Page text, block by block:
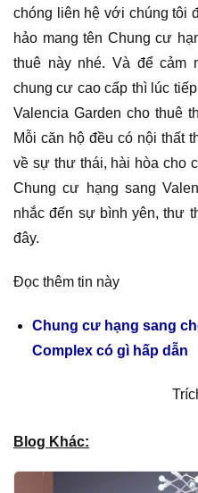
chóng liên hệ với chúng tôi
hảo mang tên Chung cư
thuê này nhé. Và để cảm
chung cư cao cấp thì lúc
Valencia Garden cho thuê
Mỗi căn hộ đều có nội thất
về sự thư thái, hài hòa cho
Chung cư hạng sang
nhắc đến sự bình yên, thư
đây.
Đọc thêm tin này
Chung cư hạng sang
Complex có gì hấp dẫn
Blog Khác: